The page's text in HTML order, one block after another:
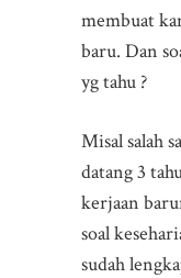
membuat
baru. Dan
yg tahu ?
Misal salah
datang 3
kerjaan
soal
sudah